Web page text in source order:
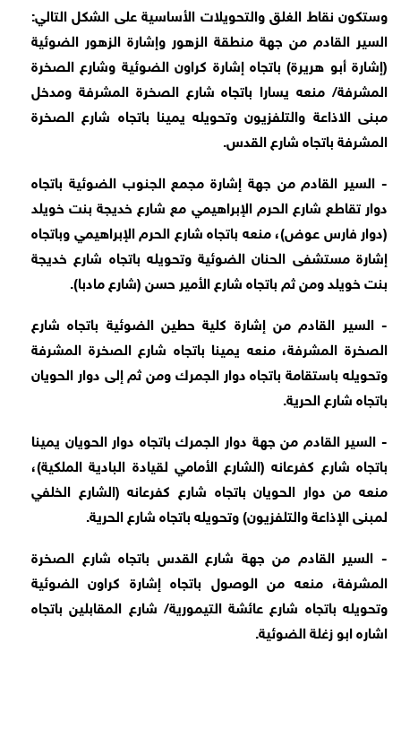
وستكون نقاط الغلق والتحويلات الأساسية على الشكل التالي:
السير القادم من جهة منطقة الزهور وإشارة الزهور الضوئية
(إشارة أبو هريرة) باتجاه إشارة كراون الضوئية وشارع الصخرة
المشرفة/ منعه يسارا باتجاه شارع الصخرة المشرفة ومدخل
مبنى الاذاعة والتلفزيون وتحويله يمينا باتجاه شارع الصخرة
المشرفة باتجاه شارع القدس.
- السير القادم من جهة إشارة مجمع الجنوب الضوئية باتجاه
دوار تقاطع شارع الحرم الإبراهيمي مع شارع خديجة بنت خويلد
(دوار فارس عوض)، منعه باتجاه شارع الحرم الإبراهيمي وباتجاه
إشارة مستشفى الحنان الضوئية وتحويله باتجاه شارع خديجة
بنت خويلد ومن ثم باتجاه شارع الأمير حسن (شارع مادبا).
- السير القادم من إشارة كلية حطين الضوئية باتجاه شارع
الصخرة المشرفة، منعه يمينا باتجاه شارع الصخرة المشرفة
وتحويله باستقامة باتجاه دوار الجمرك ومن ثم إلى دوار الحويان
باتجاه شارع الحرية.
- السير القادم من جهة دوار الجمرك باتجاه دوار الحويان يمينا
باتجاه شارع كفرعانه (الشارع الأمامي لقيادة البادية الملكية)،
منعه من دوار الحويان باتجاه شارع كفرعانه (الشارع الخلفي
لمبنى الإذاعة والتلفزيون) وتحويله باتجاه شارع الحرية.
- السير القادم من جهة شارع القدس باتجاه شارع الصخرة
المشرفة، منعه من الوصول باتجاه إشارة كراون الضوئية
وتحويله باتجاه شارع عائشة التيمورية/ شارع المقابلين باتجاه
اشاره ابو زغلة الضوئية.